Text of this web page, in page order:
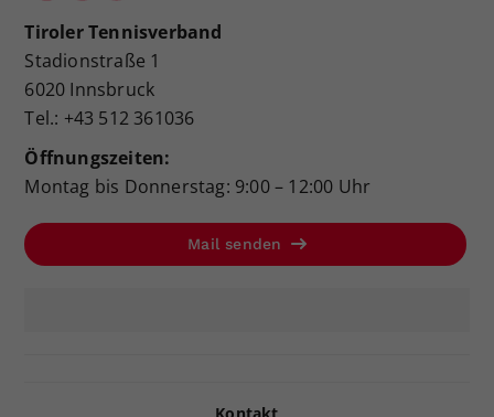
Tiroler Tennisverband
Stadionstraße 1
6020 Innsbruck
Tel.: +43 512 361036
Öffnungszeiten:
Montag bis Donnerstag: 9:00 – 12:00 Uhr
Mail senden
Kontakt